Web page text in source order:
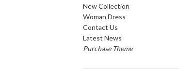
New Collection
Woman Dress
Contact Us
Latest News
Purchase Theme